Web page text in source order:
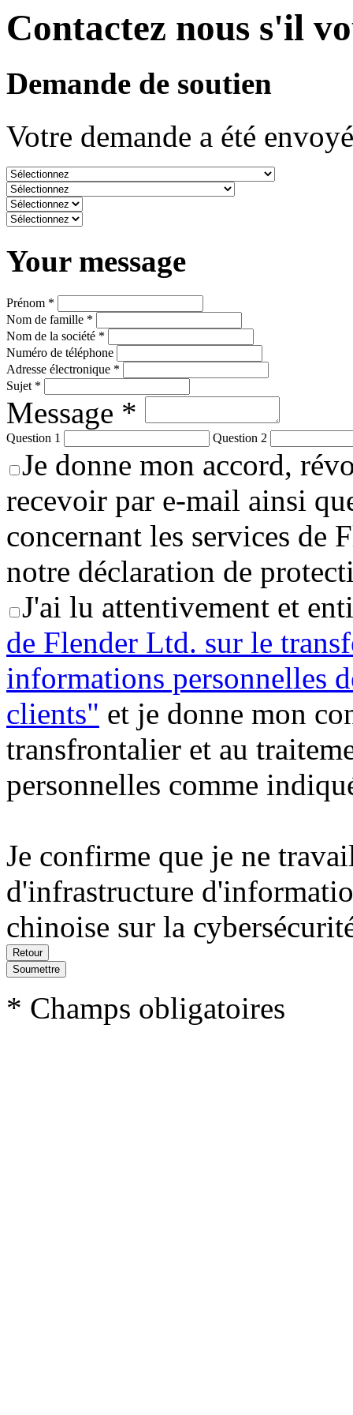
Contactez nous s'il
Demande de soutien
Votre demande a été
Your message
Prénom *
Nom de famille *
Nom de la société *
Numéro de téléphone
Adresse électronique *
Sujet *
Message *
Question 1 Question 2
Je donne mon accord,
recevoir par e-mail ainsi
concernant les services de
notre déclaration de
J'ai lu attentivement et
de Flender Ltd. sur le
informations personnelles
clients" et je donne mon
transfrontalier et au
personnelles comme
Je confirme que je ne
d'infrastructure
chinoise sur la
Soumettre
* Champs obligatoires